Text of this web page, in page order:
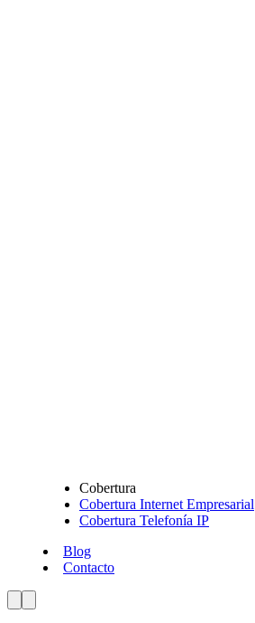
Cobertura
Cobertura Internet Empresarial
Cobertura Telefonía IP
Blog
Contacto